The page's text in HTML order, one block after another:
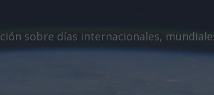
sobre días internacionales,